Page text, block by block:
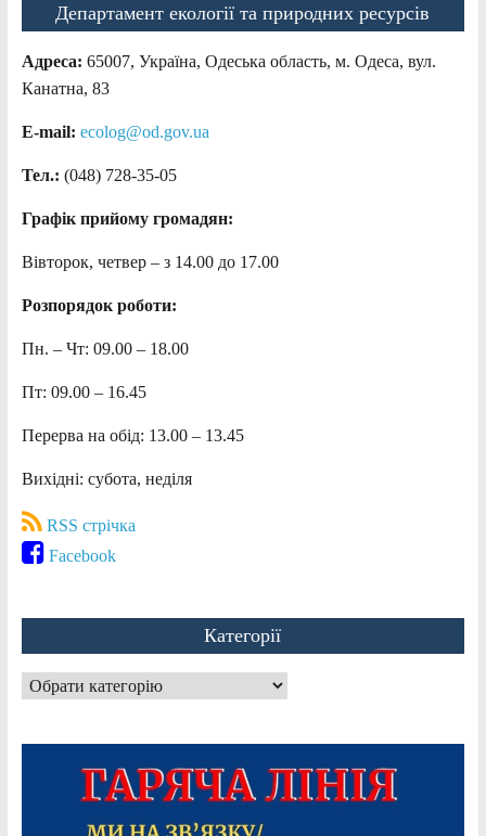
Департамент екології та природних ресурсів
Адреса: 65007, Україна, Одеська область, м. Одеса, вул.
Канатна, 83
E-mail: ecolog@od.gov.ua
Тел.: (048) 728-35-05
Графік прийому громадян:
Вівторок, четвер – з 14.00 до 17.00
Розпорядок роботи:
Пн. – Чт: 09.00 – 18.00
Пт: 09.00 – 16.45
Перерва на обід: 13.00 – 13.45
Вихідні: субота, неділя
RSS стрічка
Facebook
Категорії
Категорії